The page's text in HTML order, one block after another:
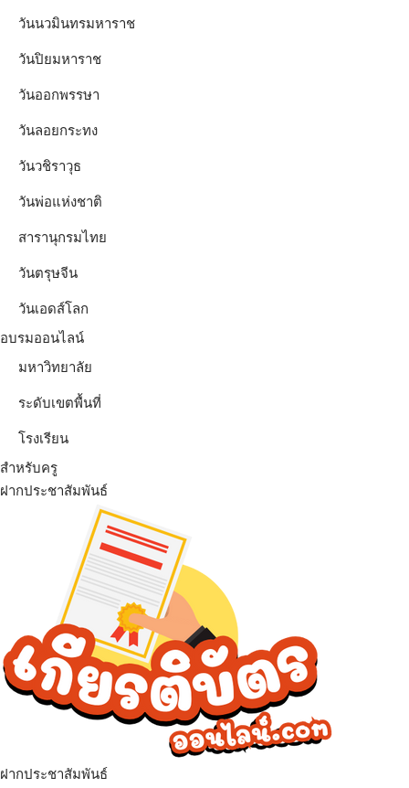
วันนวมินทรมหาราช
วันปิยมหาราช
วันออกพรรษา
วันลอยกระทง
วันวชิราวุธ
วันพ่อแห่งชาติ
สารานุกรมไทย
วันตรุษจีน
วันเอดส์โลก
อบรมออนไลน์
มหาวิทยาลัย
ระดับเขตพื้นที่
โรงเรียน
สำหรับครู
ฝากประชาสัมพันธ์
ฝากประชาสัมพันธ์